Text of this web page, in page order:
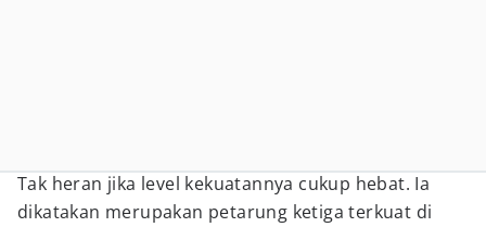
Tak heran jika level kekuatannya cukup hebat. Ia
dikatakan merupakan petarung ketiga terkuat di